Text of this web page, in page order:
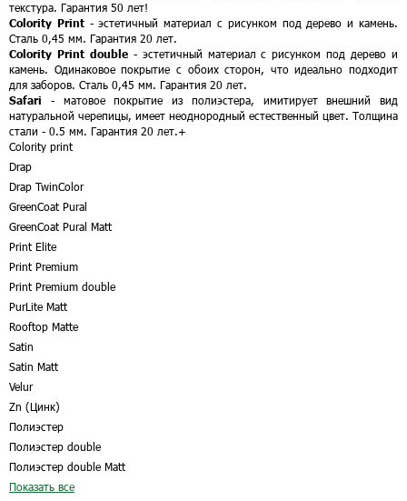
текстура. Гарантия 50 лет!
Colority Print- эстетичный материал с рисунком под дерево и камень.
Сталь 0,45 мм. Гарантия 20 лет.
Colority Print double- эстетичный материал с рисунком под дерево и
камень. Одинаковое покрытие с обоих сторон, что идеально подходит
для заборов. Сталь 0,45 мм. Гарантия 20 лет.
Safari - матовое покрытие из полиэстера, имитирует внешний вид
натуральной черепицы, имеет неоднородный естественный цвет. Толщина
стали - 0.5 мм. Гарантия 20 лет.+
Colority print
Drap
Drap TwinColor
GreenCoat Pural
GreenCoat Pural Matt
Print Elite
Print Premium
Print Premium double
PurLite Matt
Rooftop Matte
Satin
Satin Matt
Velur
Zn (Цинк)
Полиэстер
Полиэстер double
Полиэстер double Matt
Показать все